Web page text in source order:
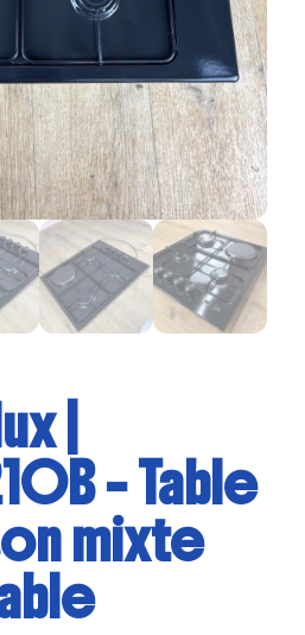
|
– Table
mixte